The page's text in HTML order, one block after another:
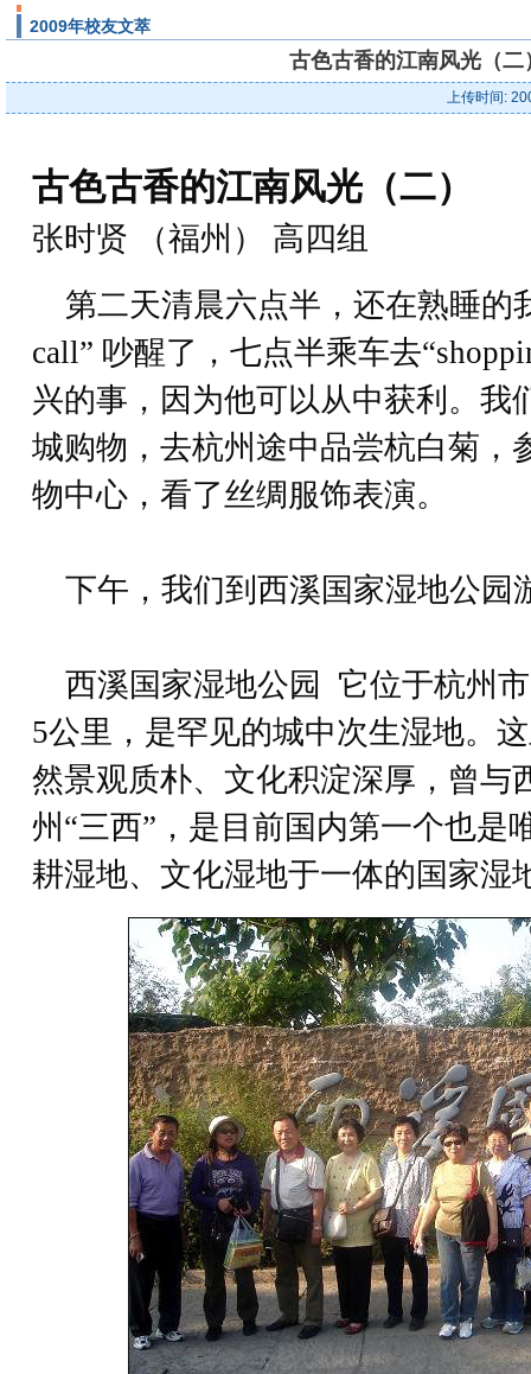
2009年校友文萃
古色古香的江南风光（
上传时间:
古色古香的江南风光（二）
张时贤 （福州） 高四组
第二天清晨六点半，还在熟睡的
call” 吵醒了，七点半乘车去
兴的事，因为他可以从中获利。我
城购物，去杭州途中品尝杭白菊，
物中心，看了丝绸服饰表演。
下午，我们到西溪国家湿地公园
西溪国家湿地公园 它位于杭州
5公里，是罕见的城中次生湿地。
然景观质朴、文化积淀深厚，曾与
州“三西”，是目前国内第一个也是
耕湿地、文化湿地于一体的国家湿